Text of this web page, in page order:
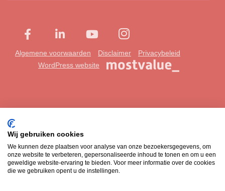
Algemene voorwaarden Disclaimer
Privacybeleid
WordPress website
Wij gebruiken cookies
We kunnen deze plaatsen voor analyse van onze bezoekersgegevens, om
onze website te verbeteren, gepersonaliseerde inhoud te tonen en om u een
geweldige website-ervaring te bieden. Voor meer informatie over de cookies
die we gebruiken opent u de instellingen.